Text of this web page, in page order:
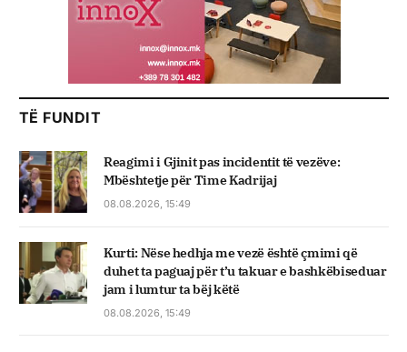
TË FUNDIT
Reagimi i Gjinit pas incidentit të vezëve:
Mbështetje për Time Kadrijaj
08.08.2026, 15:49
Kurti: Nëse hedhja me vezë është çmimi që
duhet ta paguaj për t’u takuar e bashkëbiseduar
jam i lumtur ta bëj këtë
08.08.2026, 15:49